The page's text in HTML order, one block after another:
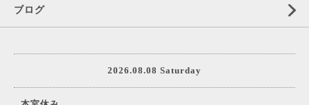
ブログ
2026.08.08 Saturday